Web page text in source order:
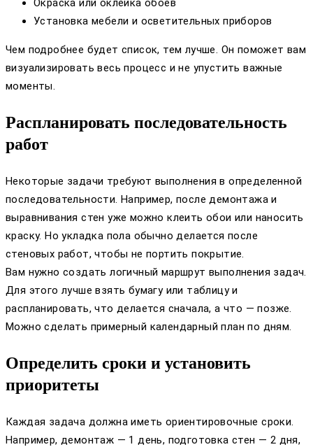
Окраска или оклейка обоев
Установка мебели и осветительных приборов
Чем подробнее будет список, тем лучше. Он поможет вам
визуализировать весь процесс и не упустить важные
моменты.
Распланировать последовательность
работ
Некоторые задачи требуют выполнения в определенной
последовательности. Например, после демонтажа и
выравнивания стен уже можно клеить обои или наносить
краску. Но укладка пола обычно делается после
стеновых работ, чтобы не портить покрытие.
Вам нужно создать логичный маршрут выполнения задач.
Для этого лучше взять бумагу или таблицу и
распланировать, что делается сначала, а что — позже.
Можно сделать примерный календарный план по дням.
Определить сроки и установить
приоритеты
Каждая задача должна иметь ориентировочные сроки.
Например, демонтаж — 1 день, подготовка стен — 2 дня,